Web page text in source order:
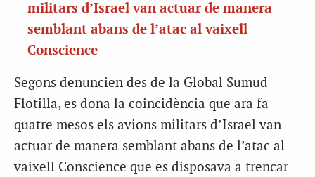
militars d’Israel van actuar de manera
semblant abans de l’atac al vaixell
Conscience
Segons denuncien des de la Global Sumud
Flotilla, es dona la coincidència que ara fa
quatre mesos els avions militars d’Israel van
actuar de manera semblant abans de l’atac al
vaixell Conscience que es disposava a trencar